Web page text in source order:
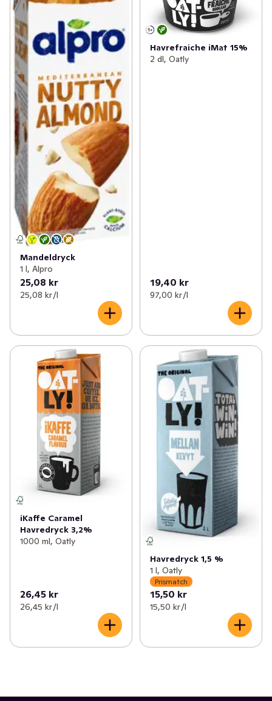
Mandeldryck
1 l, Alpro
25,08 kr
25,08 kr /l
Havrefraiche iMat 15%
2 dl, Oatly
19,40 kr
97,00 kr /l
iKaffe Caramel
Havredryck 3,2%
1000 ml, Oatly
26,45 kr
26,45 kr /l
Havredryck 1,5 %
1 l, Oatly
Prismatch
15,50 kr
15,50 kr /l